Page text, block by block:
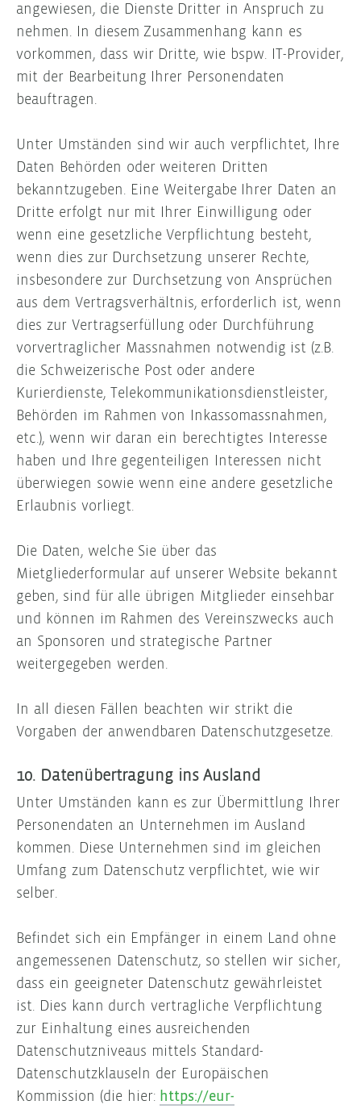
angewiesen, die Dienste Dritter in Anspruch zu
nehmen. In diesem Zusammenhang kann es
vorkommen, dass wir Dritte, wie bspw. IT-Provider,
mit der Bearbeitung Ihrer Personendaten
beauftragen.
Unter Umständen sind wir auch verpflichtet, Ihre
Daten Behörden oder weiteren Dritten
bekanntzugeben. Eine Weitergabe Ihrer Daten an
Dritte erfolgt nur mit Ihrer Einwilligung oder
wenn eine gesetzliche Verpflichtung besteht,
wenn dies zur Durchsetzung unserer Rechte,
insbesondere zur Durchsetzung von Ansprüchen
aus dem Vertragsverhältnis, erforderlich ist, wenn
dies zur Vertragserfüllung oder Durchführung
vorvertraglicher Massnahmen notwendig ist (z.B.
die Schweizerische Post oder andere
Kurierdienste, Telekommunikationsdienstleister,
Behörden im Rahmen von Inkassomassnahmen,
etc.), wenn wir daran ein berechtigtes Interesse
haben und Ihre gegenteiligen Interessen nicht
überwiegen sowie wenn eine andere gesetzliche
Erlaubnis vorliegt.
Die Daten, welche Sie über das
Mietgliederformular auf unserer Website bekannt
geben, sind für alle übrigen Mitglieder einsehbar
und können im Rahmen des Vereinszwecks auch
an Sponsoren und strategische Partner
weitergegeben werden.
In all diesen Fällen beachten wir strikt die
Vorgaben der anwendbaren Datenschutzgesetze.
10. Datenübertragung ins Ausland
Unter Umständen kann es zur Übermittlung Ihrer
Personendaten an Unternehmen im Ausland
kommen. Diese Unternehmen sind im gleichen
Umfang zum Datenschutz verpflichtet, wie wir
selber.
Befindet sich ein Empfänger in einem Land ohne
angemessenen Datenschutz, so stellen wir sicher,
dass ein geeigneter Datenschutz gewährleistet
ist. Dies kann durch vertragliche Verpflichtung
zur Einhaltung eines ausreichenden
Datenschutzniveaus mittels Standard-
Datenschutzklauseln der Europäischen
Kommission (die hier: https://eur-